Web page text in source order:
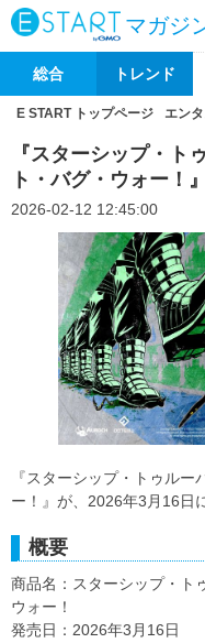
マガジ
総合 トレンド
E START トップページ エンタ
『スターシップ・
ト・バグ・ウォー！
2026-02-12 12:45:00
『スターシップ・トゥル
ー！』が、2026年3月16日
概要
商品名：スターシップ・ト
ウォー！
発売日：2026年3月16日